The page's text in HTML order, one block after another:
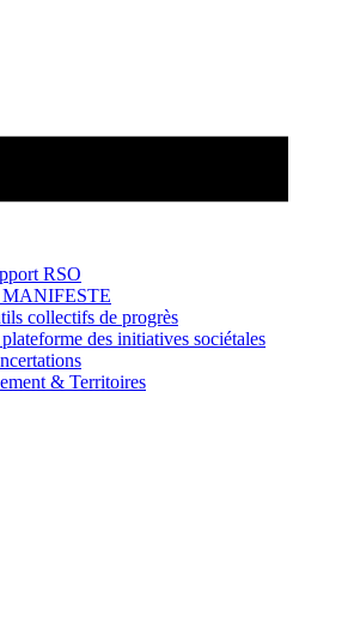
RSO
collectifs de progrès
des initiatives sociétales
& Territoires